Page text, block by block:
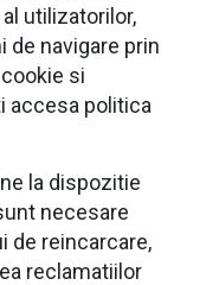
utilizatorilor,
de navigare prin
si
accesa politica
la dispozitie
necesare
de reincarcare,
reclamatiilor